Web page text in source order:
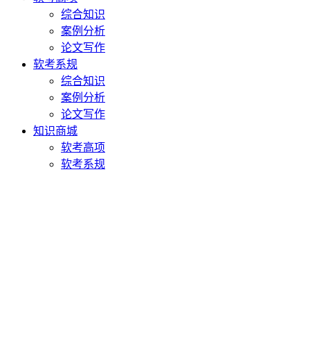
综合知识
案例分析
论文写作
软考系规
综合知识
案例分析
论文写作
知识商城
软考高项
软考系规